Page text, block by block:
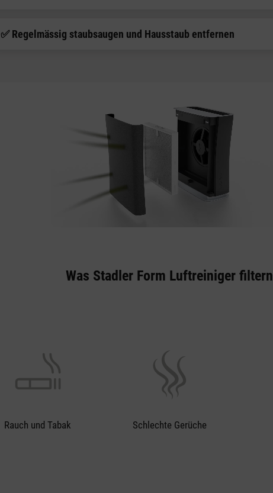
✅ Regelmässig staubsaugen und Hausstaub entfernen
Was Stadler Form Luftreiniger filtern
Rauch und Tabak Schlechte Gerüche